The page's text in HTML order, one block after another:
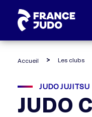
Accueil Les clubs
JUDO JUJITSU
JUDO